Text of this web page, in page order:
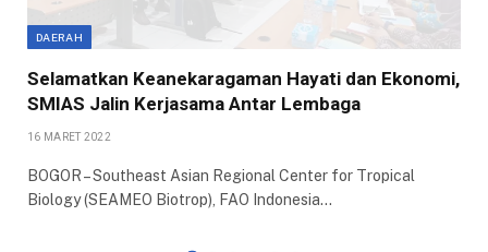
DAERAH
Selamatkan Keanekaragaman Hayati dan Ekonomi,
SMIAS Jalin Kerjasama Antar Lembaga
16 MARET 2022
BOGOR – Southeast Asian Regional Center for Tropical
Biology (SEAMEO Biotrop), FAO Indonesia…